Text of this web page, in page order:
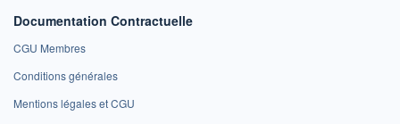
Documentation Contractuelle
CGU Membres
Conditions générales
Mentions légales et CGU